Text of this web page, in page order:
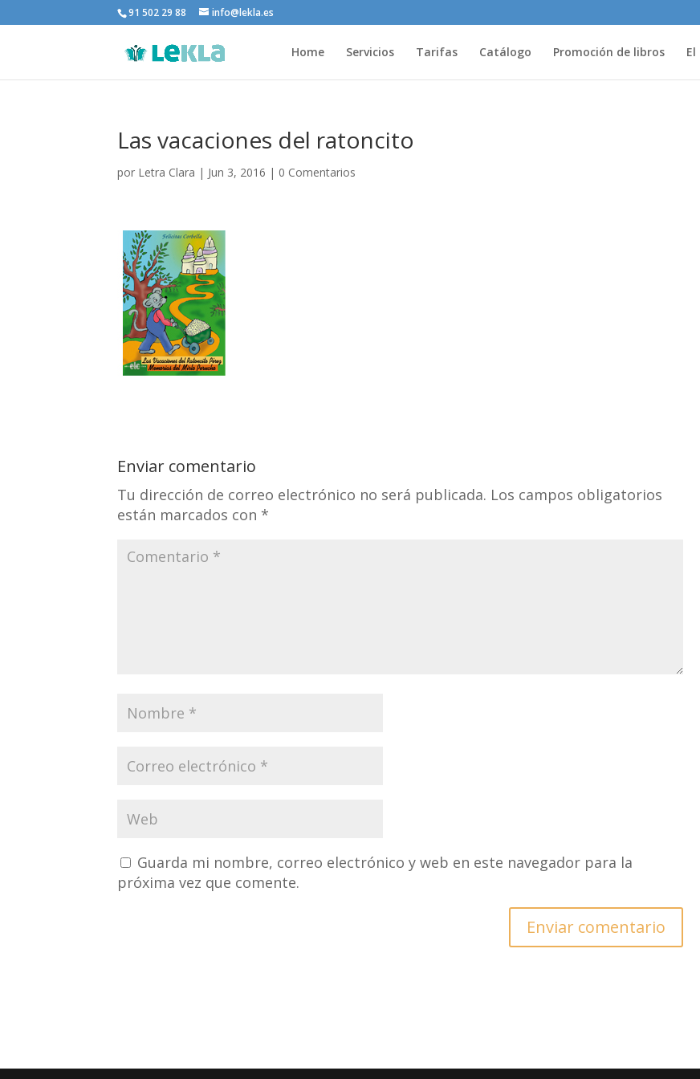
91 502 29 88 info@lekla.es
Home Servicios Tarifas Catálogo Promoción de libros
Las vacaciones del ratoncito
por Letra Clara | Jun 3, 2016 | 0 Comentarios
Enviar comentario
Tu dirección de correo electrónico no será publicada. Los campos obligatorios
están marcados con *
Guarda mi nombre, correo electrónico y web en este navegador para la
próxima vez que comente.